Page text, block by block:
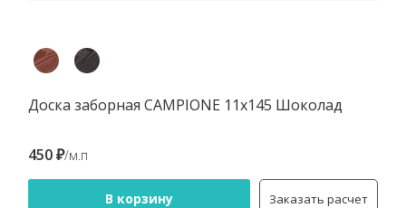
Доска заборная CAMPIONE 11х145 Шоколад
450 ₽/м.п
В корзину Заказать расчет